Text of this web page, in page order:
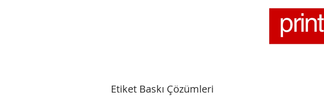
Etiket Baskı Çözümleri